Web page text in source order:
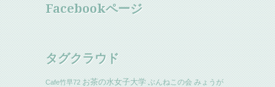
Facebookページ
タグクラウド
Cafe竹早72 お茶の水女子大学 ぶんねこの会 みょうが